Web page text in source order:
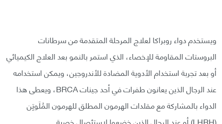
ويستخدم دواء روبراكا لعلاج المرحلة المتقدمة من سرطانات
البروستات المقاومة للإخصاء، الذي استمر بالنمو بعد العلاج الكيميائي
أو بعد تجربة استخدام الأدوية المضادة للأندروجين، ويمكن استخدامه
عند الرجال الذين يعانون طفرات في أحد جينات BRCA، ويعطى هذا
الدواء بالمشاركة مع مقلدات الهرمون المطلق للهرمون المُلَوتِن